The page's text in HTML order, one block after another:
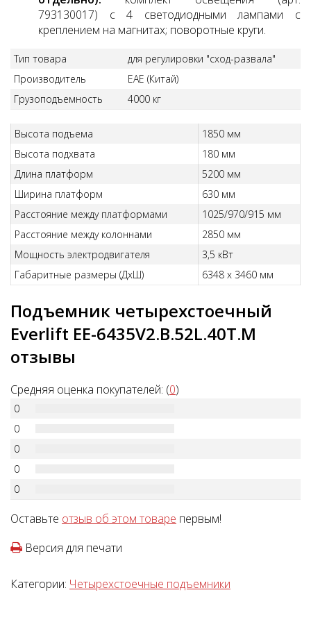
793130017) с 4 светодиодными лампами с
креплением на магнитах; поворотные круги.
Тип товара
для регулировки "сход-развала"
Производитель
EAE (Китай)
Грузоподъемность
4000 кг
Высота подъема
1850 мм
Высота подхвата
180 мм
Длина платформ
5200 мм
Ширина платформ
630 мм
Расстояние между платформами
1025/970/915 мм
Расстояние между колоннами
2850 мм
Мощность электродвигателя
3,5 кВт
Габаритные размеры (ДхШ)
6348 х 3460 мм
Подъемник четырехстоечный
Everlift EE-6435V2.B.52L.40T.M
отзывы
Средняя оценка покупателей: (0)
0
0
0
0
0
Оставьте отзыв об этом товаре первым!
Версия для печати
Категории: Четырехстоечные подъемники